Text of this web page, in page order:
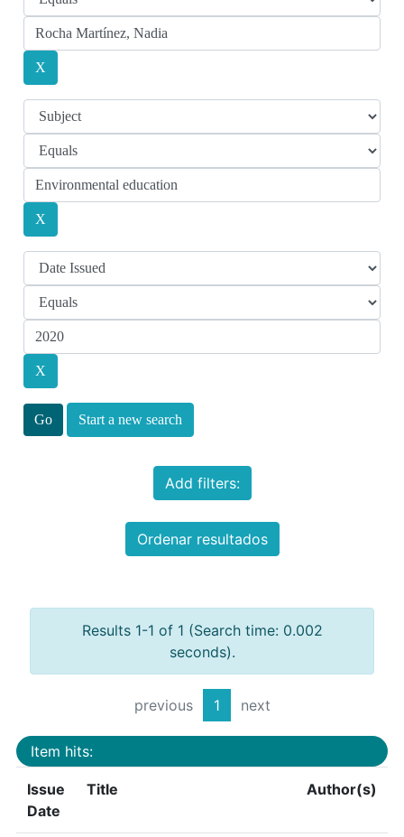
Start a new search
Add filters:
Ordenar resultados
Results 1-1 of 1 (Search time: 0.002
seconds).
previous 1 next
Item hits:
Issue
Date
Title Author(s)